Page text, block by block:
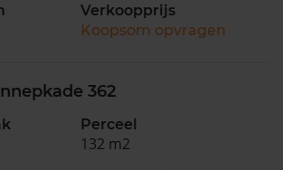
Verkoopprijs
Koopsom opvragen
362
Perceel
132 m2